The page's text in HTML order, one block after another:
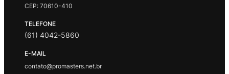
CEP: 70610-410
TELEFONE
(61) 4042-5860
E-MAIL
contato@promasters.net.br